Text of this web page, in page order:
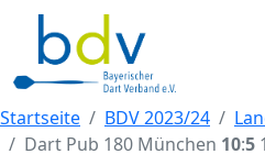
Startseite BDV 2023/24
Dart Pub 180 München 10:5